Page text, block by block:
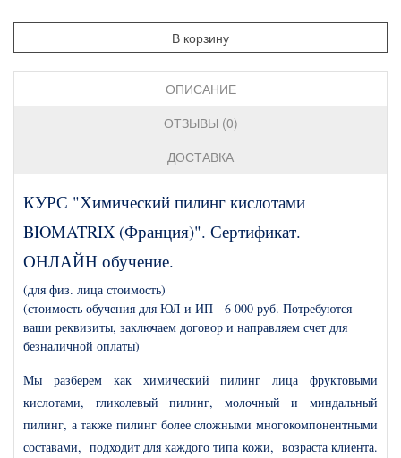
В корзину
ОПИСАНИЕ
ОТЗЫВЫ (0)
ДОСТАВКА
КУРС "Химический пилинг кислотами
BIOMATRIX (Франция)". Сертификат.
ОНЛАЙН обучение.
(для физ. лица стоимость)
(стоимость обучения для ЮЛ и ИП - 6 000 руб. Потребуются
ваши реквизиты, заключаем договор и направляем счет для
безналичной оплаты)
Мы разберем как химический пилинг лица фруктовыми
кислотами, гликолевый пилинг, молочный и миндальный
пилинг, а также пилинг более сложными многокомпонентными
составами, подходит для каждого типа кожи, возраста клиента.